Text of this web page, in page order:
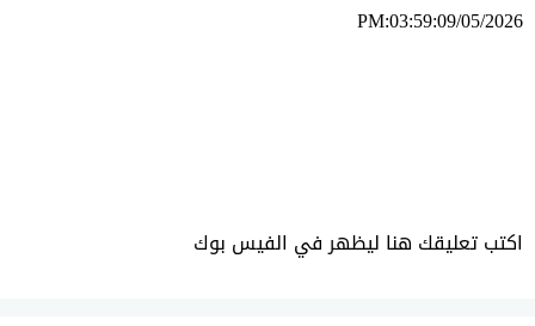
PM:03:59:09/05/2026
اكتب تعليقك هنا ليظهر في الفيس بوك